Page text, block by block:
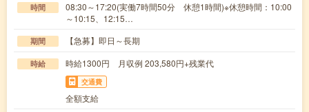
時間
08:30～17:20(実働7時間50分 休憩1時間)※休憩時間：10:00
～10:15、12:15…
期間 【急募】即日～長期
時給 時給1300円 月収例 203,580円+残業代
交通費
全額支給